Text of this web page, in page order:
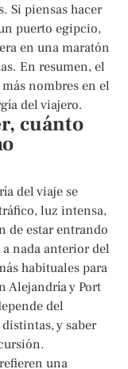
Si piensas hacer
puerto egipcio,
en una maratón
En resumen, el
nombres en el
del viajero.
cuánto
del viaje se
luz intensa,
de estar entrando
nada anterior del
habituales para
Alejandría y Port
del
y saber
una